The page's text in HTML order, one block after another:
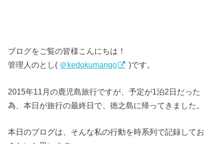
ブログをご覧の皆様こんにちは！
管理人のとし( ＠kedokumango )です。
2015年11月の鹿児島旅行ですが、予定が1泊2日だった
為、本日が旅行の最終日で、徳之島に帰ってきました。
本日のブログは、そんな私の行動を時系列で記録してお